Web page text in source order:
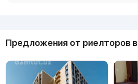
Предложения от риелторов в